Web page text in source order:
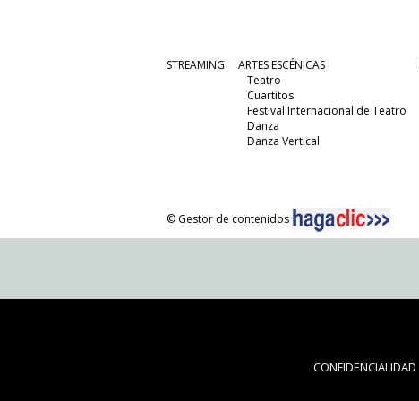
STREAMING
ARTES ESCÉNICAS
Teatro
Cuartitos
Festival Internacional de Teatro
Danza
Danza Vertical
© Gestor de contenidos
CONFIDENCIALIDAD